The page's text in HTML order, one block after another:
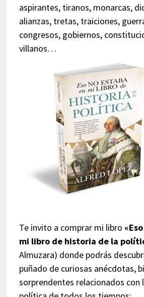
aspirantes, tiranos, monarcas,
alianzas, tretas, traiciones,
congresos, gobiernos,
villanos…
Te invito a comprar mi libro
mi libro de historia de la
Almuzara) donde podrás
puñado de curiosas anécdotas,
sorprendentes relacionados con